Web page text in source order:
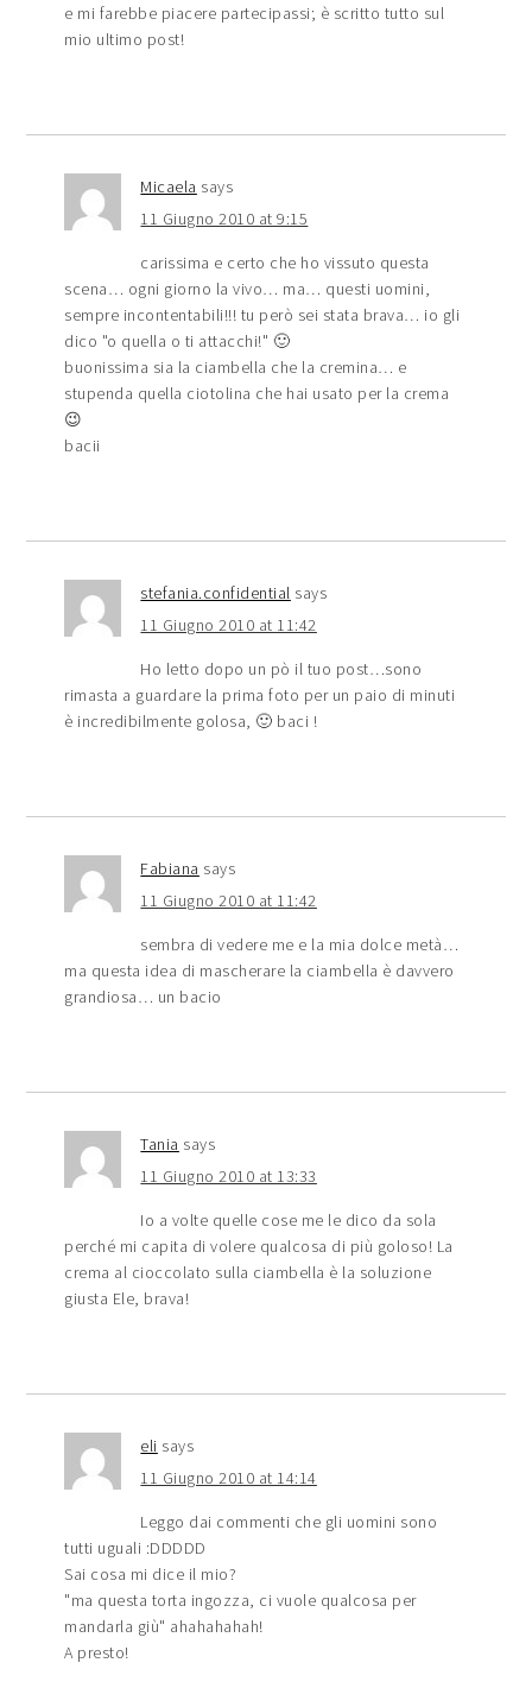
e mi farebbe piacere partecipassi; è scritto tutto sul
mio ultimo post!
Micaela says
11 Giugno 2010 at 9:15
carissima e certo che ho vissuto questa
scena… ogni giorno la vivo… ma… questi uomini,
sempre incontentabili!!! tu però sei stata brava… io gli
dico "o quella o ti attacchi!" 🙂
buonissima sia la ciambella che la cremina… e
stupenda quella ciotolina che hai usato per la crema
😉
bacii
stefania.confidential says
11 Giugno 2010 at 11:42
Ho letto dopo un pò il tuo post…sono
rimasta a guardare la prima foto per un paio di minuti
è incredibilmente golosa, 🙂 baci !
Fabiana says
11 Giugno 2010 at 11:42
sembra di vedere me e la mia dolce metà…
ma questa idea di mascherare la ciambella è davvero
grandiosa… un bacio
Tania says
11 Giugno 2010 at 13:33
Io a volte quelle cose me le dico da sola
perché mi capita di volere qualcosa di più goloso! La
crema al cioccolato sulla ciambella è la soluzione
giusta Ele, brava!
eli says
11 Giugno 2010 at 14:14
Leggo dai commenti che gli uomini sono
tutti uguali :DDDDD
Sai cosa mi dice il mio?
"ma questa torta ingozza, ci vuole qualcosa per
mandarla giù" ahahahahah!
A presto!